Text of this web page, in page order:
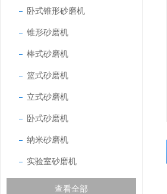
卧式锥形砂磨机
锥形砂磨机
棒式砂磨机
篮式砂磨机
立式砂磨机
卧式砂磨机
纳米砂磨机
实验室砂磨机
查看全部